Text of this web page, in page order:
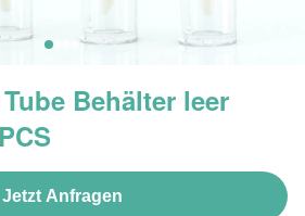
Behälter leer
Jetzt Anfragen